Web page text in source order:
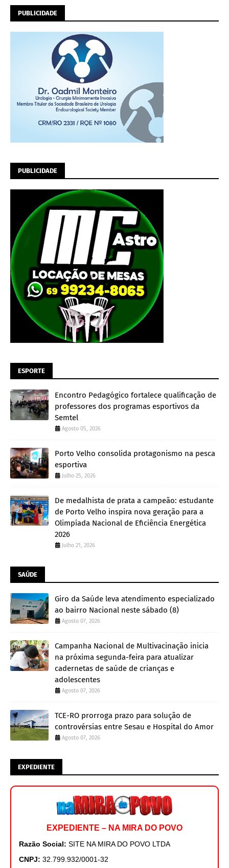
PUBLICIDADE
PUBLICIDADE
ESPORTE
Encontro Pedagógico fortalece qualificação de
professores dos programas esportivos da
Semtel
Agosto 05, 2026
Porto Velho consolida protagonismo na pesca
esportiva
Julho 25, 2026
De medalhista de prata a campeão: estudante
de Porto Velho inspira nova geração para a
Olimpíada Nacional de Eficiência Energética
2026
Julho 21, 2026
SAÚDE
Giro da Saúde leva atendimento especializado
ao bairro Nacional neste sábado (8)
Agosto 07, 2026
Campanha Nacional de Multivacinação inicia
na próxima segunda-feira para atualizar
cadernetas de saúde de crianças e
adolescentes
Agosto 07, 2026
TCE-RO prorroga prazo para solução de
controvérsias entre Sesau e Hospital do Amor
Agosto 07, 2026
EXPEDIENTE
EXPEDIENTE – NA MIRA DO POVO
Razão Social: SITE NA MIRA DO POVO LTDA
CNPJ: 32.799.932/0001-32